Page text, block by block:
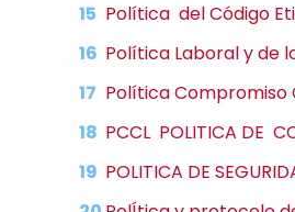
Política del Código
Política Laboral y de
Política Compromiso
PCCL POLITICA DE
POLITICA DE